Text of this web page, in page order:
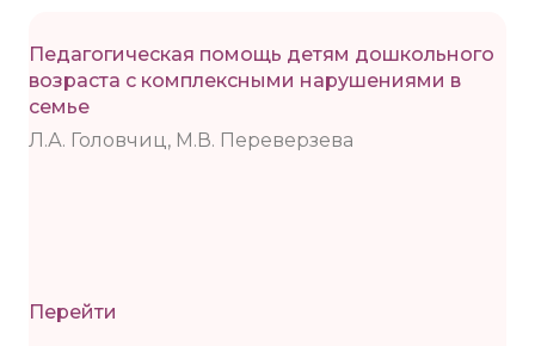
Педагогическая помощь детям дошкольного
возраста с комплексными нарушениями в
семье
Л.А. Головчиц, М.В. Переверзева
Перейти